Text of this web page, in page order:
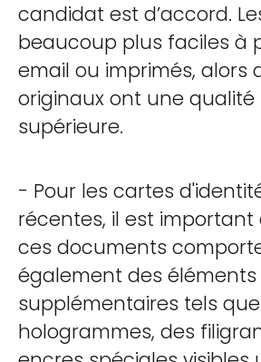
candidat est d’accord.
beaucoup plus faciles à
email ou imprimés, alors
originaux ont une qualité
supérieure.
- Pour les cartes
récentes, il est important
ces documents
également des
supplémentaires tels
hologrammes, des